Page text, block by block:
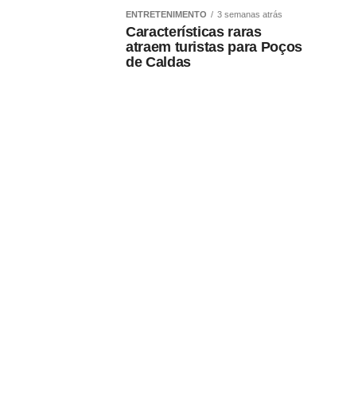
ENTRETENIMENTO 3 semanas atrás
Características raras
atraem turistas para Poços
de Caldas